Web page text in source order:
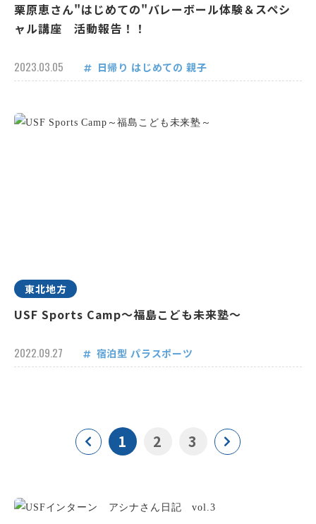
栗原恵さん"はじめての"バレーボール体験＆スペシ
ャル講座 活動報告！！
2023.03.05 日帰り はじめての 親子
東北地方
USF Sports Camp～福島こども未来塾～
2022.09.27 宿泊型 パラスポーツ
1 2 3